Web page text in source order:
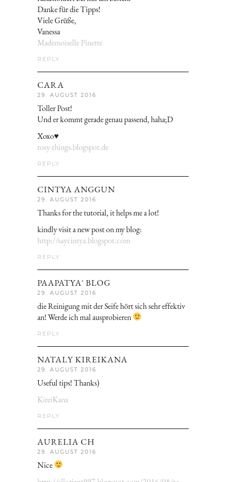
Danke für die Tipps!
Viele Grüße,
Vanessa
Mademoiselle Pinette
REPLY
CARA
29. AUGUST 2016
Toller Post!
Und er kommt gerade genau passend, haha;D
Xoxo♥
rosy-things.blogspot.de
REPLY
CINTYA ANGGUN
29. AUGUST 2016
Thanks for the tutorial, it helps me a lot!
kindly visit a new post on my blog:
http://saycintya.blogspot.com
REPLY
PAAPATYA' BLOG
29. AUGUST 2016
die Reinigung mit der Seife hört sich sehr effektiv
an! Werde ich mal ausprobieren
REPLY
NATALY KIREIKANA
29. AUGUST 2016
Useful tips! Thanks)
KireiKana
REPLY
AURELIA CH
29. AUGUST 2016
Nice